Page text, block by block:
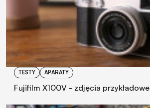
TESTY APARATY
Fujifilm X100V - zdjęcia przykładowe